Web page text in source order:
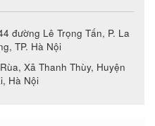
đường Lê Trọng Tấn, P. La
TP. Hà Nội
Xã Thanh Thùy, Huyện
Hà Nội